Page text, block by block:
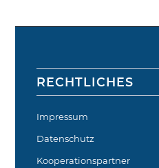
RECHTLICHES
Impressum
Datenschutz
Kooperationspartner